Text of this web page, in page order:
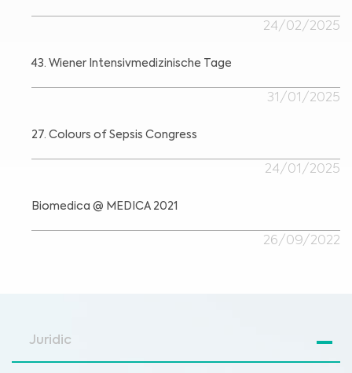
24/02/2025
43. Wiener Intensivmedizinische Tage
31/01/2025
27. Colours of Sepsis Congress
24/01/2025
Biomedica @ MEDICA 2021
26/09/2022
Juridic